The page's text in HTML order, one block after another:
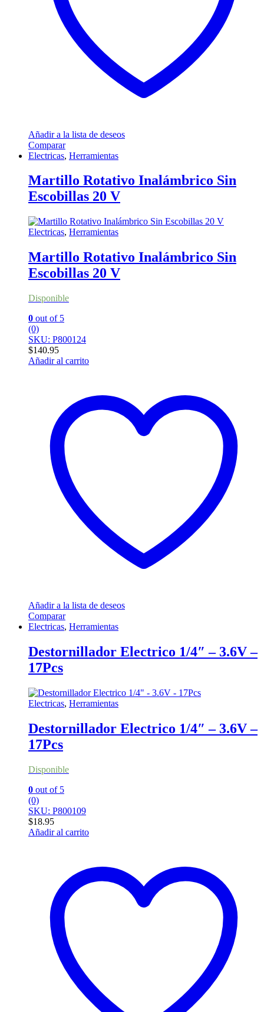
Añadir a la lista de deseos
Comparar
Electricas, Herramientas
Martillo Rotativo Inalámbrico Sin
Escobillas 20 V
Electricas, Herramientas
Martillo Rotativo Inalámbrico Sin
Escobillas 20 V
Disponible
0 out of 5
(0)
SKU: P800124
$140.95
Añadir al carrito
Añadir a la lista de deseos
Comparar
Electricas, Herramientas
Destornillador Electrico 1/4″ – 3.6V –
17Pcs
Electricas, Herramientas
Destornillador Electrico 1/4″ – 3.6V –
17Pcs
Disponible
0 out of 5
(0)
SKU: P800109
$18.95
Añadir al carrito